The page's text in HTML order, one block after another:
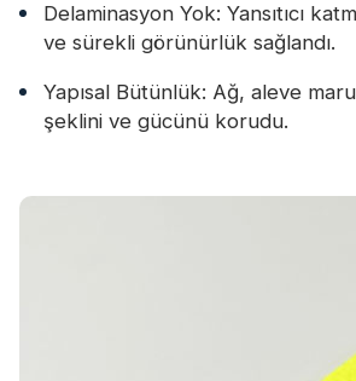
Delaminasyon Yok: Yansıtıcı
ve sürekli görünürlük sağlandı.
Yapısal Bütünlük: Ağ, aleve
şeklini ve gücünü korudu.